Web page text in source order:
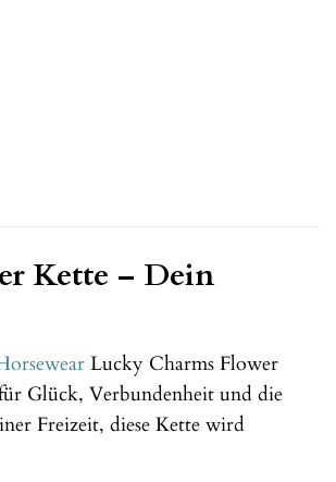
Kette – Dein
Lucky Charms Flower
Glück, Verbundenheit und die
Freizeit, diese Kette wird